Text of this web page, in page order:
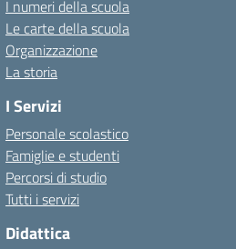
I numeri della scuola
Le carte della scuola
Organizzazione
La storia
I Servizi
Personale scolastico
Famiglie e studenti
Percorsi di studio
Tutti i servizi
Didattica